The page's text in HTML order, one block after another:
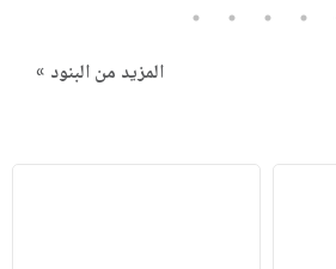
2
3
4
5
المزيد من البنود »